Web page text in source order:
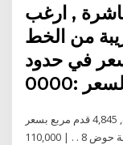
, ارغب
من الخط
في حدود
:0000
ارض سكنية للبيع في المنامة, عجمان, 4,845 قدم مربع بسعر AED
110,000 | من المالك مباشرة قطعه ارض للبيع بمنطقة المنامة حوض 8 . .